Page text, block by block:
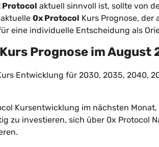
Protocol aktuell sinnvoll ist, sollte von
0x Protocol Kurs Prognose, der
eine individuelle Entscheidung als
Kurs Prognose imAugust
Entwicklung für 2030, 2035, 2040,
Kursentwicklung im nächsten
zu investieren, sich über 0x Protocol